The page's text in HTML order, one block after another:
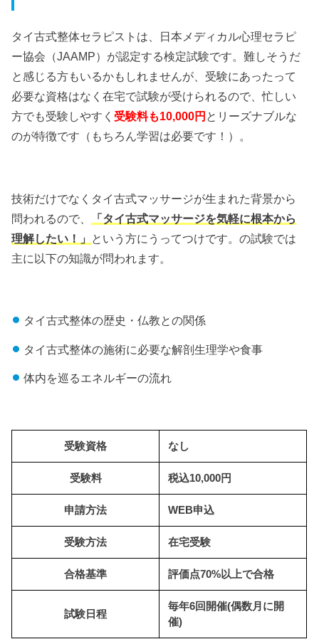
タイ古式整体セラピストは、日本メディカル心理セラピ
ー協会（JAAMP）が認定する検定試験です。難しそうだ
と感じる方もいるかもしれませんが、受験にあったって
必要な資格はなく在宅で試験が受けられるので、忙しい
方でも受験しやすく 受験料も10,000円 とリーズナブルな
のが特徴です（もちろん学習は必要です！）。
技術だけでなくタイ古式マッサージが生まれた背景から
問われるので、
「タイ古式マッサージを気軽に根本から
理解したい！」 という方にうってつけです。の試験では
主に以下の知識が問われます。
タイ古式整体の歴史・仏教との関係
タイ古式整体の施術に必要な解剖生理学や食事
体内を巡るエネルギーの流れ
受験資格 なし
受験料 税込10,000円
申請方法 WEB申込
受験方法 在宅受験
合格基準 評価点70%以上で合格
試験日程
毎年6回開催(偶数月に開
催)